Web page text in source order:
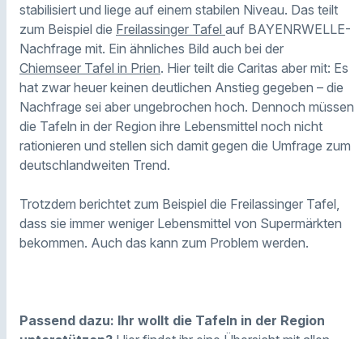
stabilisiert und liege auf einem stabilen Niveau. Das teilt
zum Beispiel die Freilassinger Tafel auf BAYENRWELLE-
Nachfrage mit. Ein ähnliches Bild auch bei der
Chiemseer Tafel in Prien. Hier teilt die Caritas aber mit: Es
hat zwar heuer keinen deutlichen Anstieg gegeben – die
Nachfrage sei aber ungebrochen hoch. Dennoch müssen
die Tafeln in der Region ihre Lebensmittel noch nicht
rationieren und stellen sich damit gegen die Umfrage zum
deutschlandweiten Trend.
Trotzdem berichtet zum Beispiel die Freilassinger Tafel,
dass sie immer weniger Lebensmittel von Supermärkten
bekommen. Auch das kann zum Problem werden.
Passend dazu: Ihr wollt die Tafeln in der Region